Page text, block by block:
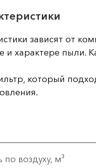
зависят от
и характере пыли.
который
воздуху, м³